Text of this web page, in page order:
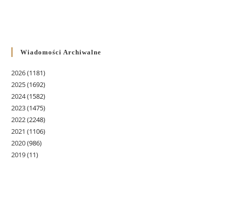
Wiadomości Archiwalne
2026(1181)
2025(1692)
2024(1582)
2023(1475)
2022(2248)
2021 (1106)
2020(986)
2019(11)